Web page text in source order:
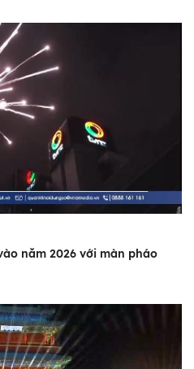
năm 2026 với màn pháo